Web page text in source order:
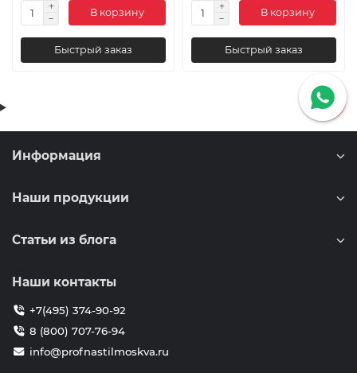
В корзину
Быстрый заказ
В корзину
Быстрый заказ
Информация
Наши продукции
Статьи из блога
Наши контакты
+7(495) 374-90-92
8 (800) 707-76-94
info@profnastilmoskva.ru